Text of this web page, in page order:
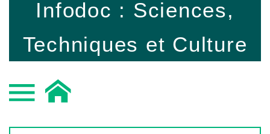
Infodoc : Sciences,
Techniques et Culture